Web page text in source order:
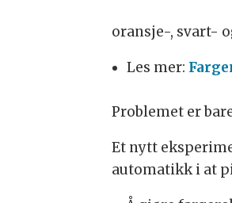
oransje-, svart-
Les mer:
Problemet er
Et nytt
automatikk i at